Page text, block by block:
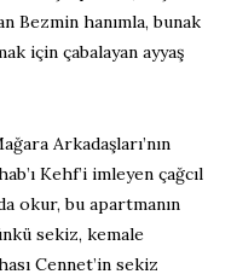
Bezmin hanımla, bunak
için çabalayan ayyaş
Arkadaşları’nın
Kehf’i imleyen çağcıl
okur, bu apartmanın
sekiz, kemale
Cennet’in sekiz